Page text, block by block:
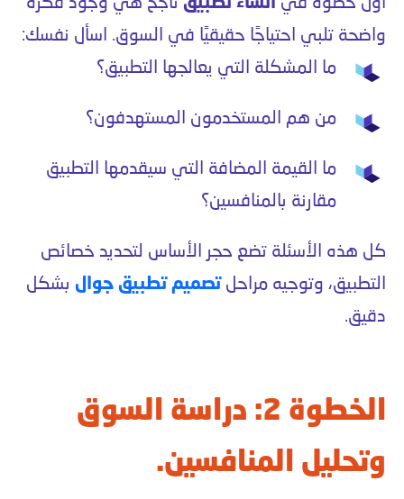
واضحة تلبي احتياجًا حقيقيًا في السوق. اسأل نفسك:
ما المشكلة التي يعالجها التطبيق؟
من هم المستخدمون المستهدفون؟
ما القيمة المضافة التي سيقدمها التطبيق
مقارنة بالمنافسين؟
كل هذه الأسئلة تضع حجر الأساس لتحديد خصائص
التطبيق، وتوجيه مراحلتصميم تطبيق جوال بشكل
دقيق.
الخطوة 2: دراسة السوق
وتحليل المنافسين.